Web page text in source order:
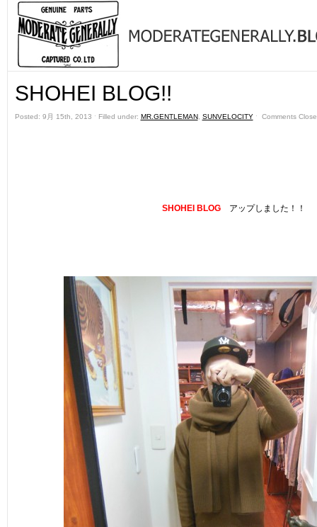
SHOHEI BLOG!!
Posted: 9月 15th, 2013 ˑ Filled under: MR.GENTLEMAN, SUNVELOCITYˑ Comments
SHOHEI BLOGアップしました！！